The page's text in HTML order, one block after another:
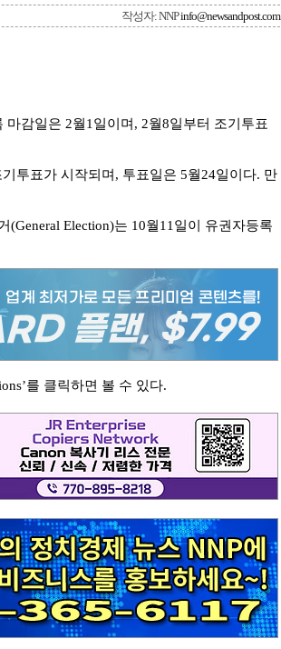
작성자: NNPinfo@newsandpost.com
감일은 2월1일이며, 2월8일부터 조기투표
투표가 시작되며, 투표일은 5월24일이다. 만
Election)는 10월11일이 유권자등록
를 클릭하면 볼 수 있다.